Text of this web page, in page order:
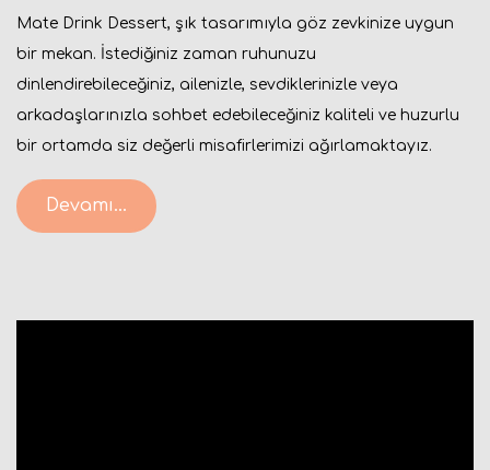
Mate Drink Dessert, şık tasarımıyla göz zevkinize uygun
bir mekan. İstediğiniz zaman ruhunuzu
dinlendirebileceğiniz, ailenizle, sevdiklerinizle veya
arkadaşlarınızla sohbet edebileceğiniz kaliteli ve huzurlu
bir ortamda siz değerli misafirlerimizi ağırlamaktayız.
Devamı...